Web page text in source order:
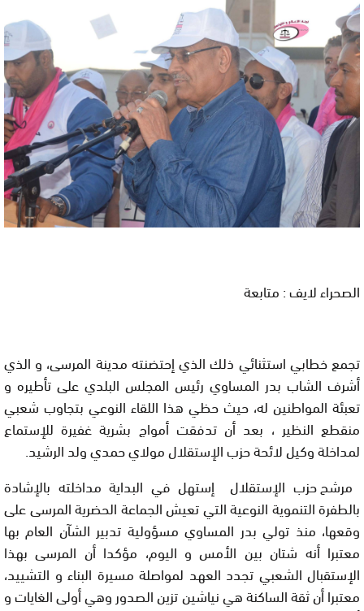
الصحراء لايف : متابعة
تجمع خطابي استثنائي ذلك الذي إحتضنته مدينة المرسى، و الذي
أشرف الشاب بدر المساوي رئيس المجلس البلدي على تأطيره و
تعبئة المواطنين له، حيث حظي هذا اللقاء النوعي بتجاوب شعبي
منقطع النظير ، بعد أن تدفقت أمواج بشرية غفيرة للإستماع
لمداخلة وكيل لائحة حزب الإستقلال مولاي حمدي ولد الرشيد.
مرشح حزب الإستقلال إستهل في البداية مداخلته بالإشادة
بالطفرة التنموية النوعية التي تعيش الجماعة الحضرية المرسى على
وقعها، منذ تولي بدر المساوي مسؤولية تدبير الشآن العام بها
معتبرا أنه شتان بين الأمس و اليوم، مؤكدا أن المرسى بهذا
الإستقبال الشعبي تجدد العهد لمواصلة مسيرة البناء و التشييد،
معتبرا أن ثقة الساكنة هي نياشين تزين الصدور وهي أولى الغايات و